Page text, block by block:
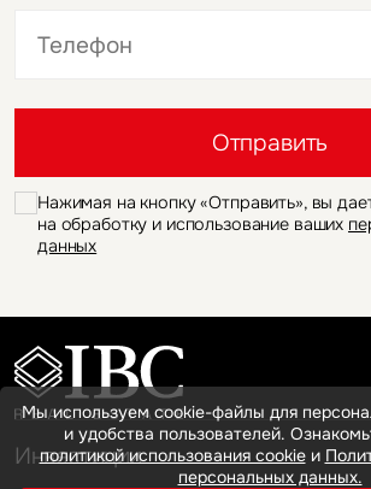
Отправить
Нажимая на кнопку «Отправить», вы
на обработку и использование ваших
данных
Инвестиции
Мы используем cookie-файлы для
и удобства пользователей.
политикой использования cookieи
персональных данных.